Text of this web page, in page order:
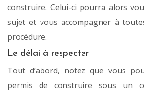
construire. Celui-ci pourra alors
sujet et vous accompagner à
procédure.
Le délai à respecter
Tout d’abord, notez que vous
permis de construire sous un